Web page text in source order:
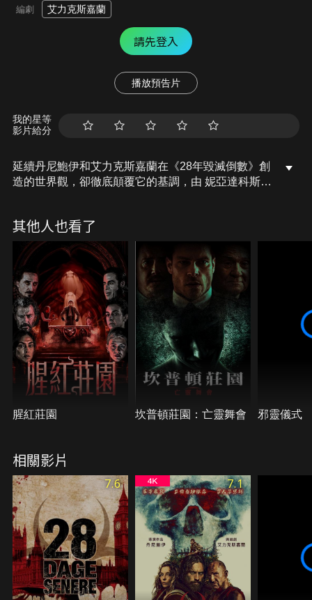
編劇 艾力克斯嘉蘭
請先登入
播放預告片
我的星等
影片給分
延續丹尼鮑伊和艾力克斯嘉蘭在《28年毀滅倒數》創
造的世界觀，卻徹底顛覆它的基調，由 妮亞達科斯塔
驚的新關係，這段關係可能徹底改變人類對世界的認
知；同時，史派克碰上吉米的遭遇則演變成無法逃脫
的惡夢。在《28年毀滅倒數：人骨聖殿》的世界裡，
感染者不再是生存的最大威脅，人類彼此間的冷酷無
情反而更加詭譎且令人恐懼。
其他人也看了
腥紅莊園 坎普頓莊園：亡靈舞會 邪靈儀式
相關影片
7.6 7.1